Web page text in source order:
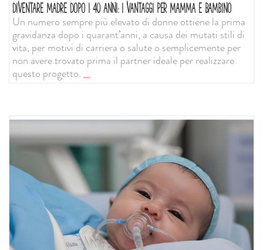
DIVENTARE MADRE DOPO I 40 ANNI: I VANTAGGI PER MAMMA E BAMBINO
Un numero sempre più elevato di donne ottiene la prima
gravidanza dopo i quarant’anni, a causa dei mutati stili di
vita, per motivi di carriera o salute o semplicemente per
non avere trovato prima il partner ideale per realizzare
questo progetto....